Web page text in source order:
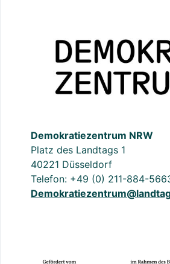
Demokratiezentrum NRW
Platz des Landtags 1
40221 Düsseldorf
Telefon: +49 (0) 211-884-